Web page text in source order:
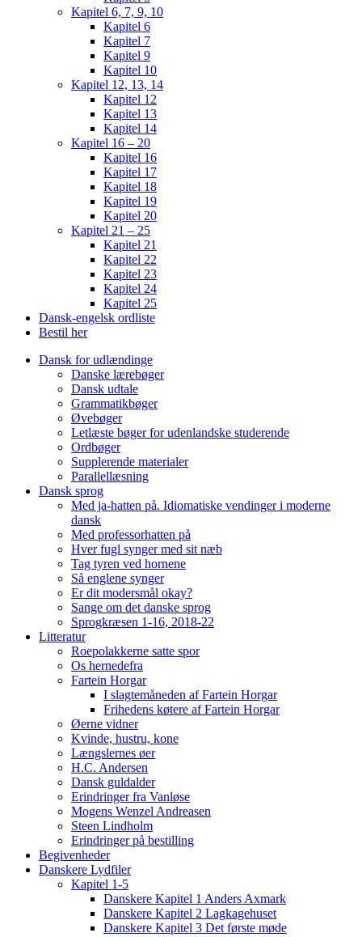
Kapitel 6, 7, 9, 10
Kapitel 6
Kapitel 7
Kapitel 9
Kapitel 10
Kapitel 12, 13, 14
Kapitel 12
Kapitel 13
Kapitel 14
Kapitel 16 – 20
Kapitel 16
Kapitel 17
Kapitel 18
Kapitel 19
Kapitel 20
Kapitel 21 – 25
Kapitel 21
Kapitel 22
Kapitel 23
Kapitel 24
Kapitel 25
Dansk-engelsk ordliste
Bestil her
Dansk for udlændinge
Danske lærebøger
Dansk udtale
Grammatikbøger
Øvebøger
Letlæste bøger for udenlandske studerende
Ordbøger
Supplerende materialer
Parallellæsning
Dansk sprog
Med ja-hatten på. Idiomatiske vendinger i moderne
dansk
Med professorhatten på
Hver fugl synger med sit næb
Tag tyren ved hornene
Så englene synger
Er dit modersmål okay?
Sange om det danske sprog
Sprogkræsen 1-16, 2018-22
Litteratur
Roepolakkerne satte spor
Os hernedefra
Fartein Horgar
I slagtemåneden af Fartein Horgar
Frihedens køtere af Fartein Horgar
Øerne vidner
Kvinde, hustru, kone
Længslernes øer
H.C. Andersen
Dansk guldalder
Erindringer fra Vanløse
Mogens Wenzel Andreasen
Steen Lindholm
Erindringer på bestilling
Begivenheder
Danskere Lydfiler
Kapitel 1-5
Danskere Kapitel 1 Anders Axmark
Danskere Kapitel 2 Lagkagehuset
Danskere Kapitel 3 Det første møde